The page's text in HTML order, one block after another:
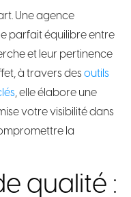
Une agence
parfait équilibre entre
et leur pertinence
à travers des outils
, elle élabore une
votre visibilité dans
la
qualité :